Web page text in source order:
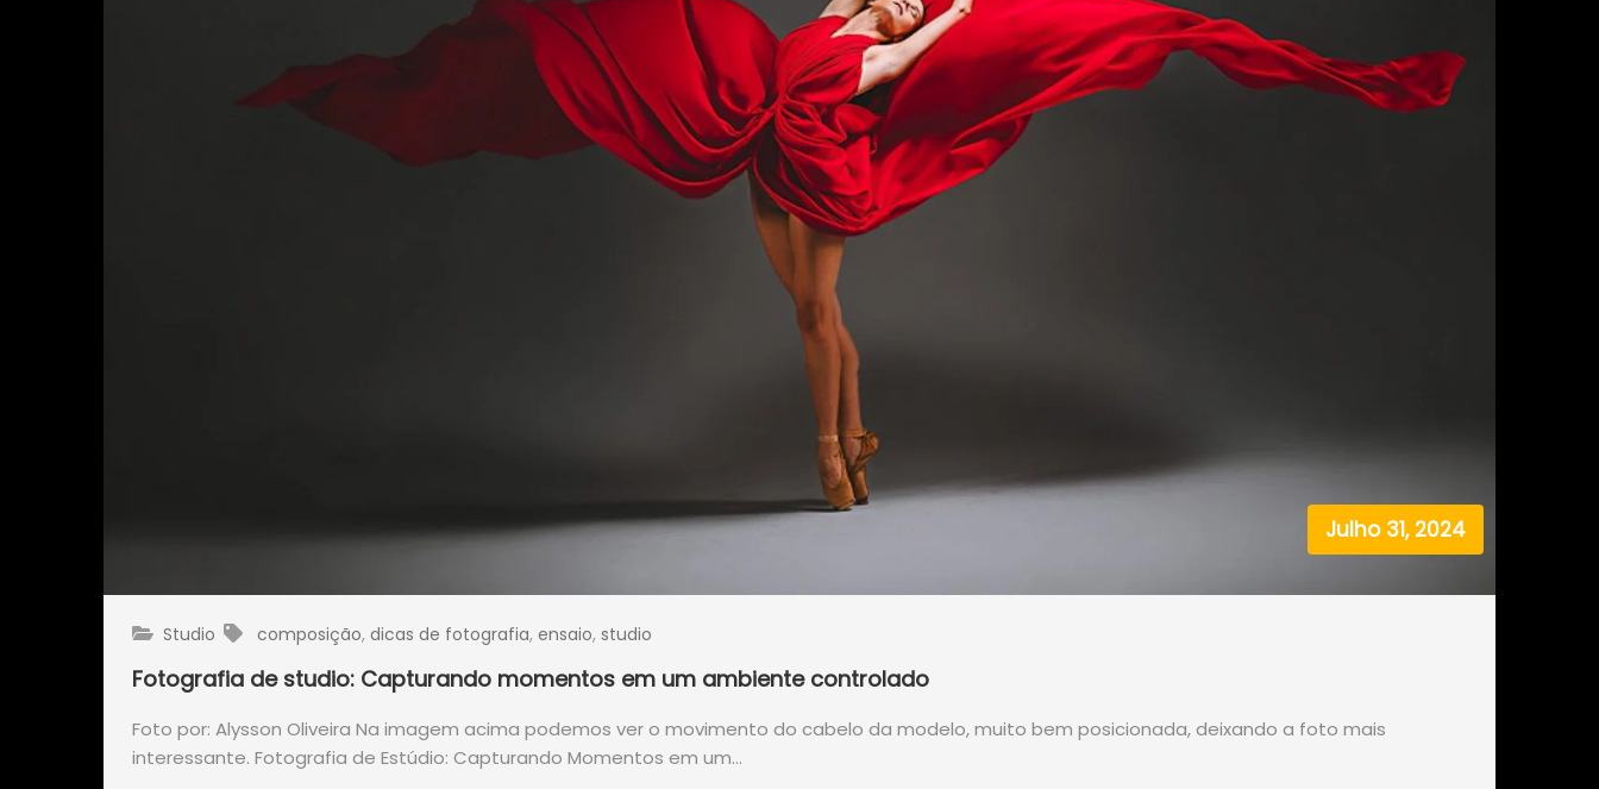
Julho 31, 2024
Studio composição, dicas de fotografia, ensaio, studio
Fotografia de studio: Capturando momentos em um ambiente controlado
Foto por: Alysson Oliveira Na imagem acima podemos ver o movimento do cabelo da modelo, muito bem posicionada, deixando a foto mais
interessante. Fotografia de Estúdio: Capturando Momentos em um…